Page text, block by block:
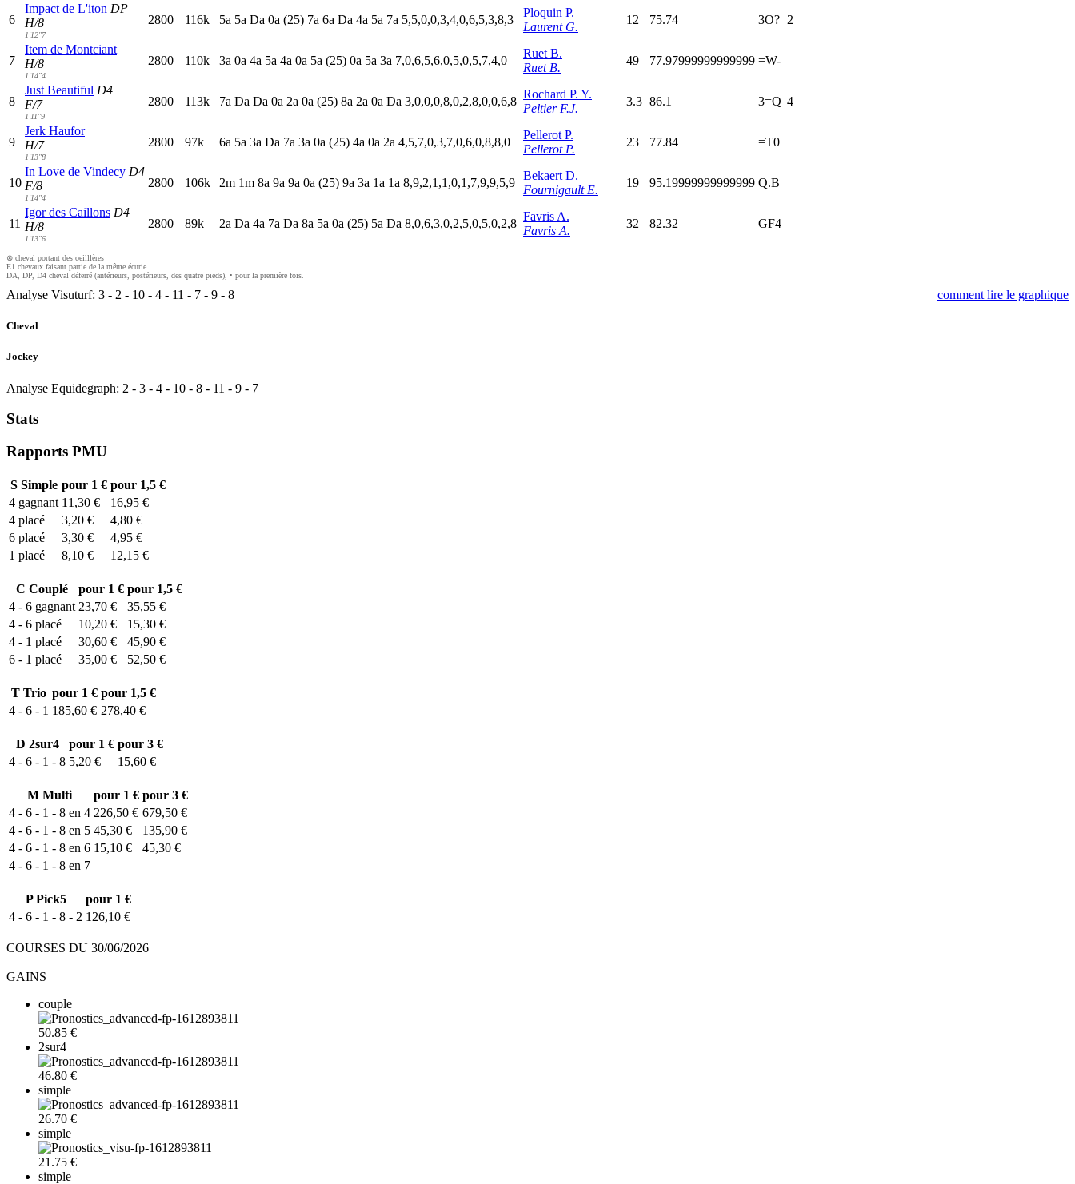
6
Impact de L'iton DP
H/8
1'12"7
2800 116k 5a 5a Da 0a (25) 7a 6a Da 4a 5a 7a 5,5,0,0,3,4,0,6,5,3,8,3
Ploquin P.
Laurent G.
12 75.74 3O? 2
7
Item de Montciant
H/8
1'14"4
2800 110k 3a 0a 4a 5a 4a 0a 5a (25) 0a 5a 3a 7,0,6,5,6,0,5,0,5,7,4,0
Ruet B.
Ruet B.
49 77.97999999999999 =W-
8
Just Beautiful D4
F/7
1'11"9
2800 113k 7a Da Da 0a 2a 0a (25) 8a 2a 0a Da 3,0,0,0,8,0,2,8,0,0,6,8
Rochard P. Y.
Peltier F.J.
3.3 86.1 3=Q 4
9
Jerk Haufor
H/7
1'13"8
2800 97k 6a 5a 3a Da 7a 3a 0a (25) 4a 0a 2a 4,5,7,0,3,7,0,6,0,8,8,0
Pellerot P.
Pellerot P.
23 77.84 =T0
10
In Love de Vindecy D4
F/8
1'14"4
2800 106k 2m 1m 8a 9a 9a 0a (25) 9a 3a 1a 1a 8,9,2,1,1,0,1,7,9,9,5,9
Bekaert D.
Fournigault E.
19 95.19999999999999 Q.B
11
Igor des Caillons D4
H/8
1'13"6
2800 89k 2a Da 4a 7a Da 8a 5a 0a (25) 5a Da 8,0,6,3,0,2,5,0,5,0,2,8
Favris A.
Favris A.
32 82.32 GF4
⊗ cheval portant des oeilllères
E1 chevaux faisant partie de la même écurie
DA, DP, D4 cheval déferré (antérieurs, postérieurs, des quatre pieds), • pour la première fois.
Analyse Visuturf: 3 - 2 - 10 - 4 - 11 - 7 - 9 - 8 comment lire le graphique
Cheval
Jockey
Analyse Equidegraph: 2 - 3 - 4 - 10 - 8 - 11 - 9 - 7
Stats
Rapports PMU
SSimple pour 1 € pour 1,5 €
4 gagnant 11,30 €
16,95 €
4 placé 3,20 €
4,80 €
6 placé 3,30 €
4,95 €
1 placé 8,10 € 12,15 €
C Couplé pour 1 € pour 1,5 €
4 - 6 gagnant 23,70 €
35,55 €
4 - 6 placé 10,20 €
15,30 €
4 - 1 placé 30,60 €
45,90 €
6 - 1 placé 35,00 € 52,50 €
T Trio pour 1 € pour 1,5 €
4 - 6 - 1 185,60 € 278,40 €
D 2sur4 pour 1 € pour 3 €
4 - 6 - 1 - 8 5,20 € 15,60 €
M Multi pour 1 € pour 3 €
4 - 6 - 1 - 8 en 4 226,50 € 679,50 €
4 - 6 - 1 - 8 en 5 45,30 €
135,90 €
4 - 6 - 1 - 8 en 6 15,10 €
45,30 €
4 - 6 - 1 - 8 en 7
PPick5
pour 1 €
4 - 6 - 1 - 8 - 2 126,10 €
COURSES DU 30/06/2026
GAINS
couple
50.85 €
2sur4
46.80 €
simple
26.70 €
simple
21.75 €
simple